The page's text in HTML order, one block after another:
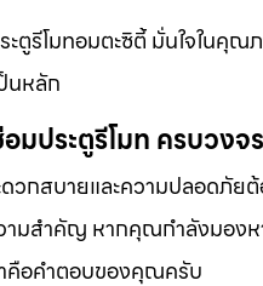
ตูรีโมทอมตะซิตี้ มั่นใจในคุ
นหลัก
มประตูรีโมท ครบวง
กสบายและความปลอดภัยต้
ามสำคัญ หากคุณกำลังมองห
าคือคำตอบของคุณครับ